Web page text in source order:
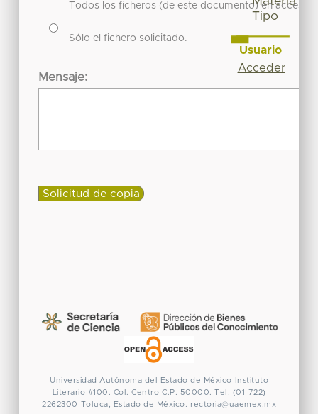
Todos los ficheros (de este documento) en acceso
Sólo el fichero solicitado.
Mensaje:
Tipo
Usuario
Acceder
Universidad Autónoma del Estado de México
Instituto
Literario #100. Col. Centro C.P. 50000. Tel. (01-722)
2262300 Toluca, Estado de México. rectoria@uaemex.mx